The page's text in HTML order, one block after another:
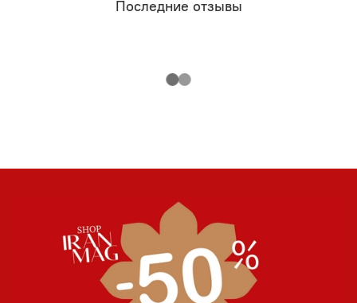
Последние отзывы